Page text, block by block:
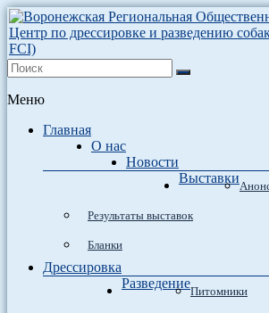
Организация, Центр по
разведению собак Созвездие
Воронежская Региональная
по дрессировке и разведению собак (РКФ-
дрессировка собак в Воронеже.
Меню
Главная
О нас
Новости
Выставки
Результаты выставок
Бланки
Дрессировка
Разведение
Питомники